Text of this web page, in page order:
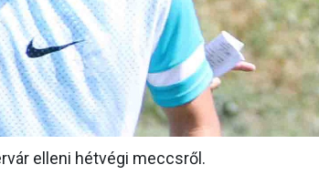
elleni hétvégi meccsről.